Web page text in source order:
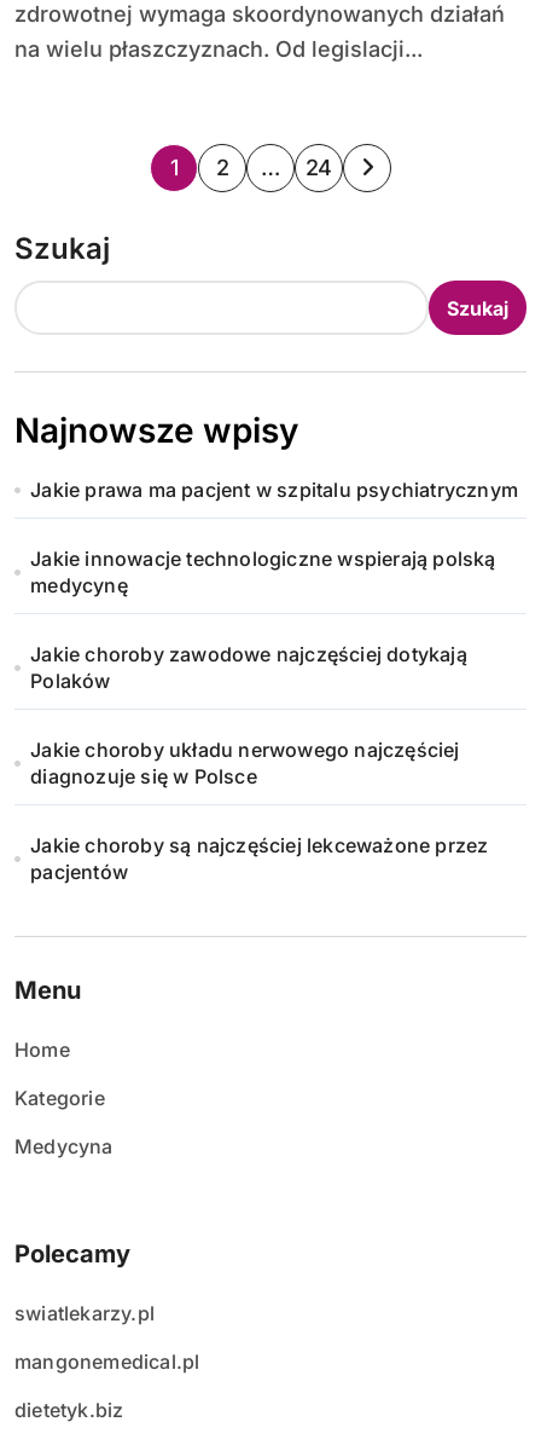
zdrowotnej wymaga skoordynowanych działań
na wielu płaszczyznach. Od legislacji...
S
n
i
o
w
a
n
i
e
w
p
1 2 … 24
Szukaj
Szukaj
Najnowsze wpisy
Jakie prawa ma pacjent w szpitalu psychiatrycznym
Jakie innowacje technologiczne wspierają polską
medycynę
Jakie choroby zawodowe najczęściej dotykają
Polaków
Jakie choroby układu nerwowego najczęściej
diagnozuje się w Polsce
Jakie choroby są najczęściej lekceważone przez
pacjentów
Menu
Home
Kategorie
Medycyna
Polecamy
swiatlekarzy.pl
mangonemedical.pl
dietetyk.biz